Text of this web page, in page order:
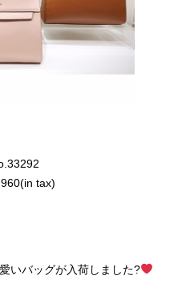
tax)
いバッグが入荷しました?